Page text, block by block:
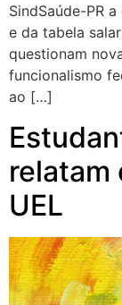
SindSaúde-PR
e da tabela
questionam
funcionalismo
ao […]
relatam
UEL